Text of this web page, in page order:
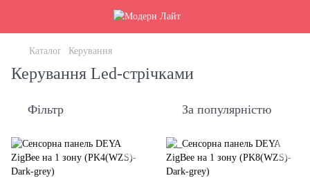
Каталог Керування
Керування Led-стрічками
Фільтр За популярністю